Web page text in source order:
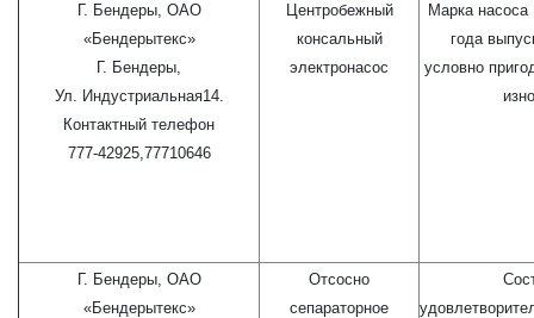
Г. Бендеры, ОАО
«Бендерытекс»
Г. Бендеры,
Ул. Индустриальная14.
Контактный телефон
777-42925,77710646
Центробежный
консальный
электронасос
Марка
года
условно
Г. Бендеры, ОАО
«Бендерытекс»
Отсосно
сепараторное